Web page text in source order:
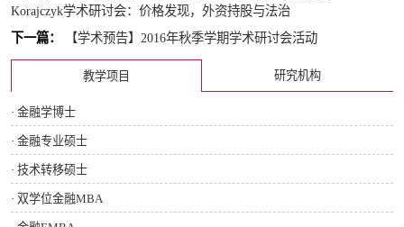
Korajczyk学术研讨会：价格发现，外资持股与法治
下一篇：
【学术预告】2016年秋季学期学术研讨会活动
教学项目 研究机构
· 金融学博士
· 金融专业硕士
· 技术转移硕士
· 双学位金融MBA